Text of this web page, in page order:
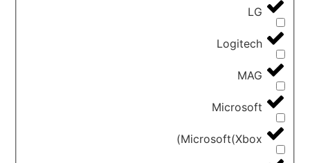
LG
Logitech
MAG
Microsoft
Microsoft(Xbox)